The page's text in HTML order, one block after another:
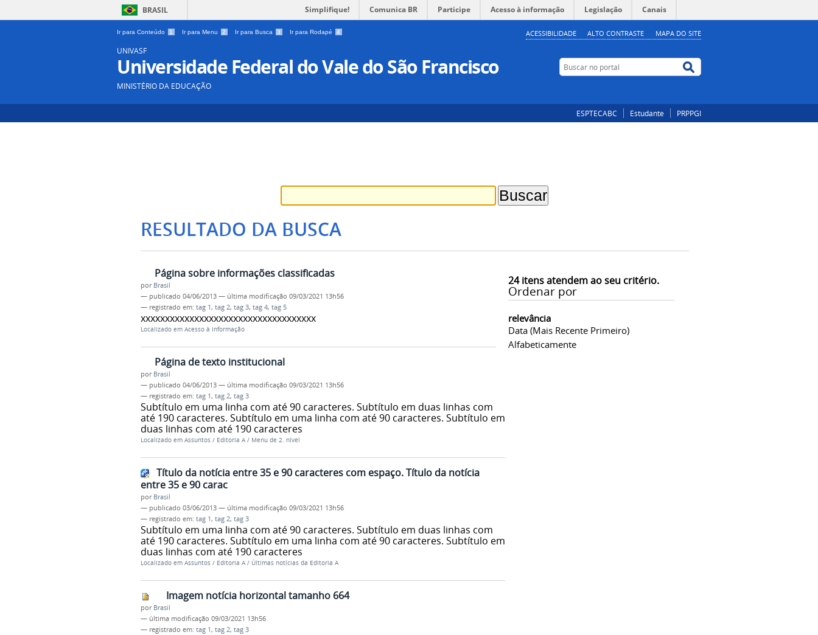
BRASIL Simplifique! Comunica BR Participe Acesso à informação Legislação Canais
Ir para Conteúdo 1 Ir para Menu 2 Ir para Busca 3 Ir para Rodapé 4 ACESSIBILIDADE ALTO CONTRASTE MAPA DO SITE
UNIVASF
Universidade Federal do Vale do São Francisco
MINISTÉRIO DA EDUCAÇÃO
Buscar no portal
ESPTECABC Estudante PRPPGI
RESULTADO DA BUSCA
24itens atendem ao seu critério.
Ordenar por
relevância
Data (mais Recente Primeiro)
Alfabeticamente
Página sobre informações classificadas
por Brasil
— publicado 04/06/2013 — última modificação 09/03/2021 13h56
— registrado em: tag 1, tag 2, tag 3, tag 4, tag 5
xxxxxxxxxxxxxxxxxxxxxxxxxxxxxxxxxxxx
Localizado em Acesso à Informação
Página de texto institucional
por Brasil
— publicado 04/06/2013 — última modificação 09/03/2021 13h56
— registrado em: tag 1, tag 2, tag 3
Subtítulo em uma linha com até 90 caracteres. Subtítulo em duas linhas com
até 190 caracteres. Subtítulo em uma linha com até 90 caracteres. Subtítulo em
duas linhas com até 190 caracteres
Localizado em Assuntos / Editoria A / Menu de 2. nível
Título da notícia entre 35 e 90 caracteres com espaço. Título da notícia
entre 35 e 90 carac
por Brasil
— publicado 03/06/2013 — última modificação 09/03/2021 13h56
— registrado em: tag 1, tag 2, tag 3
Subtítulo em uma linha com até 90 caracteres. Subtítulo em duas linhas com
até 190 caracteres. Subtítulo em uma linha com até 90 caracteres. Subtítulo em
duas linhas com até 190 caracteres
Localizado em Assuntos / Editoria A / Últimas notícias da Editoria A
Imagem notícia horizontal tamanho 664
por Brasil
— última modificação 09/03/2021 13h56
— registrado em: tag 1, tag 2, tag 3